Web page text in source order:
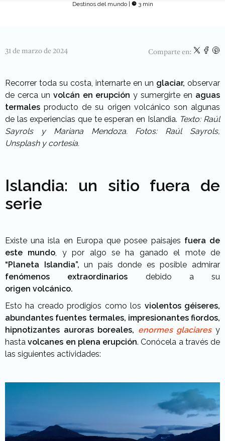
Destinos del mundo 3 min
31 de marzo de 2024 Comparte en:
Recorrer toda su costa, internarte en un glaciar, observar
de cerca un volcán en erupción y sumergirte en aguas
termales producto de su origen volcánico son algunas
de las experiencias que te esperan en Islandia. Texto: Raúl
Sayrols y Mariana Mendoza. Fotos: Raúl Sayrols,
Unsplash y cortesía.
Islandia: un sitio fuera de
serie
Existe una isla en Europa que posee paisajes fuera de
este mundo, y por algo se ha ganado el mote de
“Planeta Islandia”, un país donde es posible admirar
fenómenos extraordinarios debido a su
origen volcánico.
Esto ha creado prodigios como los violentos géiseres,
abundantes fuentes termales, impresionantes fiordos,
hipnotizantes auroras boreales, enormes glaciaresy
hastavolcanes en plena erupción. Conócela a través de
las siguientes actividades: